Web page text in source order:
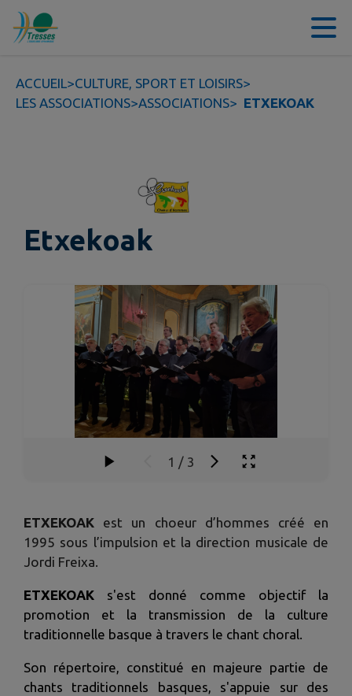
Contenu
ACCUEIL>CULTURE, SPORT ET LOISIRS>
LES ASSOCIATIONS>ASSOCIATIONS> ETXEKOAK
Etxekoak
1 / 3
ETXEKOAK
est un choeur d’hommes créé en
1995 sous l’impulsion et la direction musicale de
Jordi Freixa.
ETXEKOAK s'est donné comme objectif la
promotion et la transmission de la culture
traditionnelle basque à travers le chant choral.
Son répertoire, constitué en majeure partie de
chants traditionnels basques, s'appuie sur des